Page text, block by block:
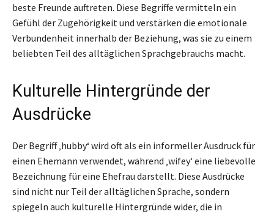
beste Freunde auftreten. Diese Begriffe vermitteln ein
Gefühl der Zugehörigkeit und verstärken die emotionale
Verbundenheit innerhalb der Beziehung, was sie zu einem
beliebten Teil des alltäglichen Sprachgebrauchs macht.
Kulturelle Hintergründe der
Ausdrücke
Der Begriff ‚hubby‘ wird oft als ein informeller Ausdruck für
einen Ehemann verwendet, während ‚wifey‘ eine liebevolle
Bezeichnung für eine Ehefrau darstellt. Diese Ausdrücke
sind nicht nur Teil der alltäglichen Sprache, sondern
spiegeln auch kulturelle Hintergründe wider, die in